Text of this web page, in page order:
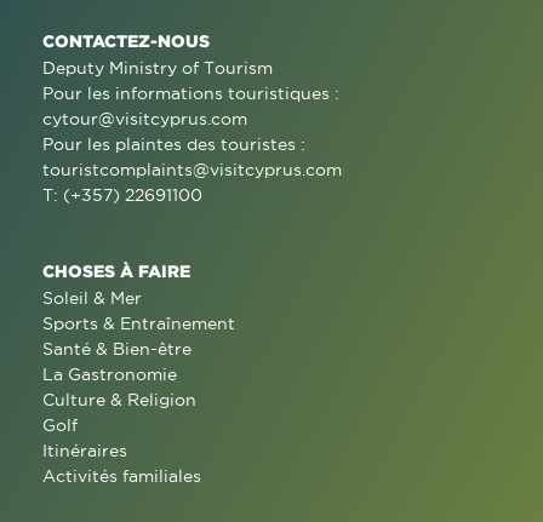
CONTACTEZ-NOUS
Deputy Ministry of Tourism
Pour les informations touristiques :
cytour@visitcyprus.com
Pour les plaintes des touristes :
touristcomplaints@visitcyprus.com
T: (+357) 22691100
CHOSES À FAIRE
Soleil & Mer
Sports & Entraînement
Santé & Bien-être
La Gastronomie
Culture & Religion
Golf
Itinéraires
Activités familiales